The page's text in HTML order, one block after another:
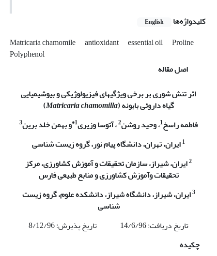
کلیدواژه‌ها
English
Matricaria chamomile antioxidant essential oil
Proline
Polyphenol
اصل مقاله
اثر تنش شوری بر برخی ویژگی­های فیزیولوژیکی و بیوشیمیایی
گیاه داروئی بابونه(
Matricaria chamomilla
)
فاطمه راسخ1، وحید روشن2، آتوسا وزیری1
*و بهمن خلد برین3
1ایران، تهران، دانشگاه پیام نور، گروه زیست شناسی
2ایران، شیراز، سازمان تحقیقات و آموزش کشاورزی، مرکز
تحقیقات وآموزش کشاورزی و منابع طبیعی فارس
3ایران، شیراز، دانشگاه شیراز، دانشکده علوم، گروه زیست
شناسی
تاریخ دریافت: 14/6/96 تاریخ پذیرش: 8/12/96
چکیده